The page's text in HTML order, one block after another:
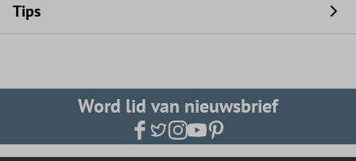
Tips
Word lid van nieuwsbrief